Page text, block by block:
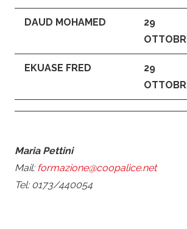
DAUD MOHAMED
29
EKUASE FRED
29
Maria Pettini
Mail: formazione@coopalice.net
Tel: 0173/440054